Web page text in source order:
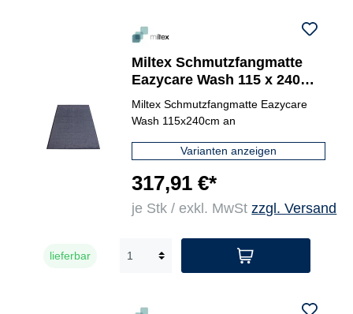
Miltex Schmutzfangmatte
Eazycare Wash 115 x 240
cm (B x L)
Miltex Schmutzfangmatte Eazycare
Wash 115x240cm an
Varianten anzeigen
317,91 €*
je Stk / exkl. MwStzzgl. Versand
lieferbar